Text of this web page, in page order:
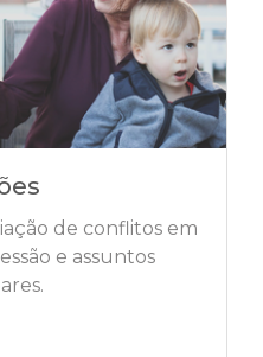
de conflitos em
e assuntos